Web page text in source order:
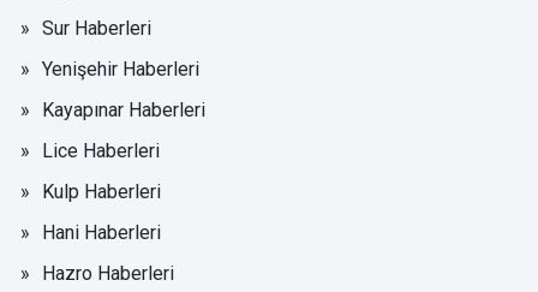
Sur Haberleri
Yenişehir Haberleri
Kayapınar Haberleri
Lice Haberleri
Kulp Haberleri
Hani Haberleri
Hazro Haberleri